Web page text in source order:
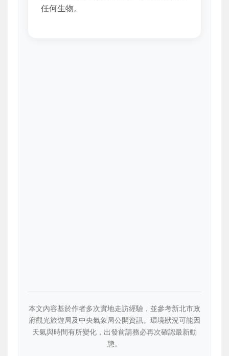
任何生物。
本文內容基於作者多次實地走訪經驗，並參考新北市政
府觀光旅遊局及中央氣象局公開資訊。環境狀況可能因
天氣與時間有所變化，出發前請務必再次確認最新動
態。